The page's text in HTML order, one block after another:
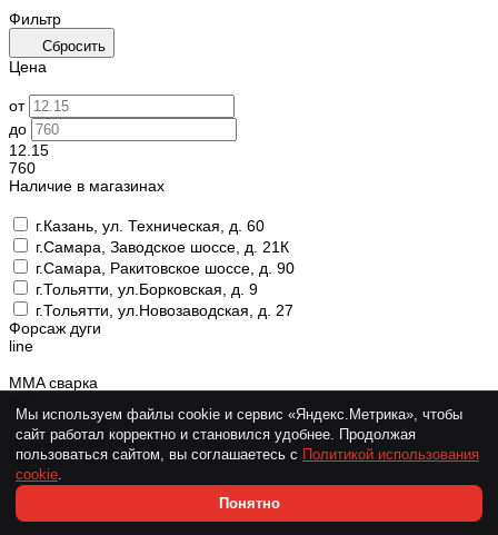
Фильтр
Сбросить
Цена
от
до
12.15
760
Наличие в магазинах
г.Казань, ул. Техническая, д. 60
г.Самара, Заводское шоссе, д. 21К
г.Самара, Ракитовское шоссе, д. 90
г.Тольятти, ул.Борковская, д. 9
г.Тольятти, ул.Новозаводская, д. 27
Форсаж дуги
line
MMA сварка
Горячий старт
line
TIG Сварка
Мы используем файлы cookie и сервис «Яндекс.Метрика», чтобы
сайт работал корректно и становился удобнее. Продолжая
пользоваться сайтом, вы соглашаетесь с Политикой использования
cookie.
Понятно